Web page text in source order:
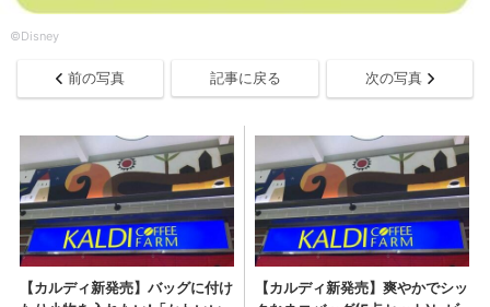
©Disney
前の写真 記事に戻る 次の写真